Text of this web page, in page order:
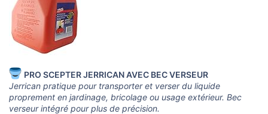
PRO SCEPTER JERRICAN AVEC BEC VERSEUR
Jerrican pratique pour transporter et verser du liquide
proprement en jardinage, bricolage ou usage extérieur. Bec
verseur intégré pour plus de précision.